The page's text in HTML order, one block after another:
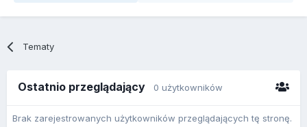
Tematy
Ostatnio przeglądający 0 użytkowników
Brak zarejestrowanych użytkowników przeglądających tę stronę.